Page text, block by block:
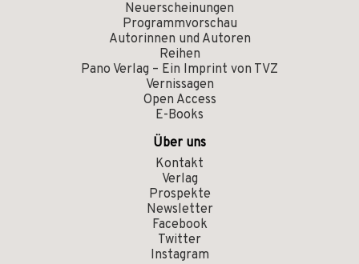
Neuerscheinungen
Programmvorschau
Autorinnen und Autoren
Reihen
Pano Verlag – Ein Imprint von TVZ
Vernissagen
Open Access
E-Books
Über uns
Kontakt
Verlag
Prospekte
Newsletter
Facebook
Twitter
Instagram